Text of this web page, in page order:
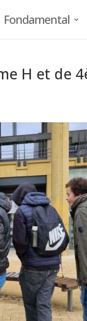
Fondamental
H et de